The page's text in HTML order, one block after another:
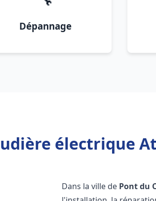
Dépannage
électrique
Dans la ville de Pont du